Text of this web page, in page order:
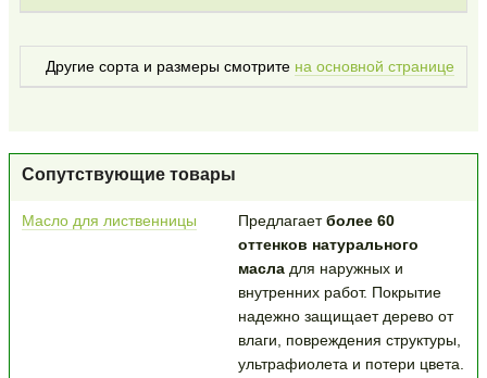
Другие сорта и размеры смотрите на основной странице
Сопутствующие товары
Масло для лиственницы Предлагаетболее 60
оттенков натурального
масладля наружных и
внутренних работ. Покрытие
надежно защищает дерево от
влаги, повреждения структуры,
ультрафиолета и потери цвета.